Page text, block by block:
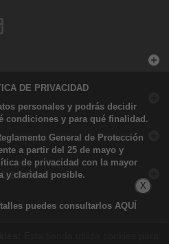
DE PRIVACIDAD
personales y podrás decidir
condiciones y para qué finalidad.
General de Protección
a partir del 25 de mayo y
de privacidad con la mayor
y claridad posible.
puedes consultarlos AQUÍ
X